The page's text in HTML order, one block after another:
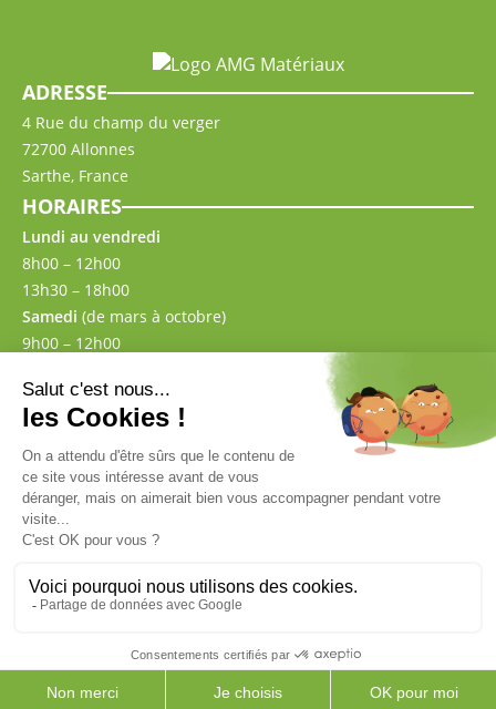
PRODUITS
0
ADRESSE
4 Rue du champ du verger
72700 Allonnes
Sarthe, France
HORAIRES
Lundi au vendredi
8h00 – 12h00
13h30 – 18h00
Samedi (de mars à octobre)
9h00 – 12h00
02 43 57 00 87
Mentions légales
CGV
Politique de confidentialité